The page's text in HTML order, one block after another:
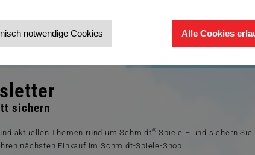
notwendige Cookies Alle Cookies
sichern
aktuellen Themen rund um Schmidt® Spiele – und sichern Sie
nächsten Einkauf im Schmidt-Spiele-Shop.